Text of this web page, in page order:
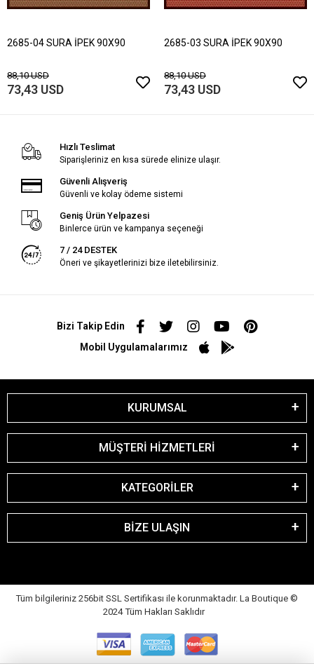
2685-04 SURA İPEK 90X90
88,10 USD
73,43 USD
2685-03 SURA İPEK 90X90
88,10 USD
73,43 USD
Hızlı Teslimat
Siparişleriniz en kısa sürede elinize ulaşır.
Güvenli Alışveriş
Güvenli ve kolay ödeme sistemi
Geniş Ürün Yelpazesi
Binlerce ürün ve kampanya seçeneği
7 / 24 DESTEK
Öneri ve şikayetlerinizi bize iletebilirsiniz.
Bizi Takip Edin
Mobil Uygulamalarımız
KURUMSAL
MÜŞTERİ HİZMETLERİ
KATEGORİLER
BİZE ULAŞIN
Tüm bilgileriniz 256bit SSL Sertifikası ile korunmaktadır. La Boutique ©
2024 Tüm Hakları Saklıdır